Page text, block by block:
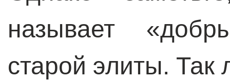
называет
старой элиты.